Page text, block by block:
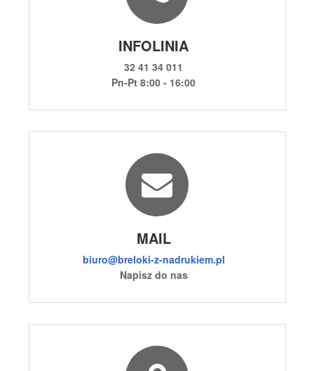
INFOLINIA
32 41 34 011
Pn-Pt 8:00 - 16:00
MAIL
biuro@breloki-z-nadrukiem.pl
Napisz do nas